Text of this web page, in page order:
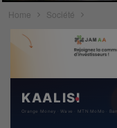
Home Société